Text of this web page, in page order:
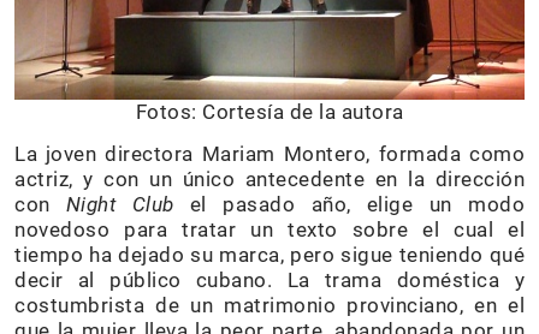
Fotos: Cortesía de la autora
La joven directora Mariam Montero, formada como
actriz, y con un único antecedente en la dirección
con Night Club el pasado año, elige un modo
novedoso para tratar un texto sobre el cual el
tiempo ha dejado su marca, pero sigue teniendo qué
decir al público cubano. La trama doméstica y
costumbrista de un matrimonio provinciano, en el